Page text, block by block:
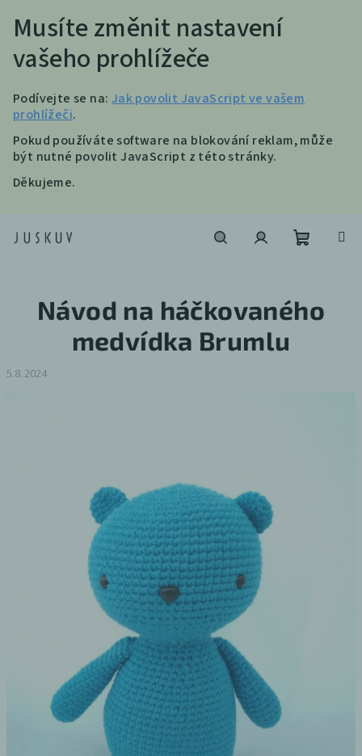
Musíte změnit nastavení
vašeho prohlížeče
Podívejte se na: Jak povolit JavaScript ve vašem
prohlížeči.
Pokud používáte software na blokování reklam, může
být nutné povolit JavaScript z této stránky.
Děkujeme.
košík
Návod na háčkovaného
medvídka Brumlu
5.8.2024